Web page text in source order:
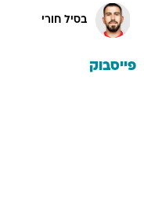
בסיל חורי
פייסבוק